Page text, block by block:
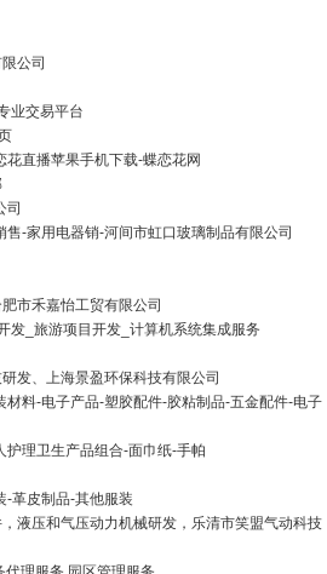
公司
业交易平台
直播苹果手机下载-蝶恋花网
司
-家用电器销-河间市虹口玻璃制品有限公司
市禾嘉怡工贸有限公司
发_旅游项目开发_计算机系统集成服务
发、上海景盈环保科技有限公司
材料-电子产品-塑胶配件-胶粘制品-五金配件-电子
理卫生产品组合-面巾纸-手帕
-革皮制品-其他服装
液压和气压动力机械研发，乐清市笑盟气动科技